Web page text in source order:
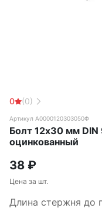
0 (0)
Артикул А0000120303050Ф
Болт 12х30 мм DIN
оцинкованный
38 ₽
Цена за шт.
Длина стержня до